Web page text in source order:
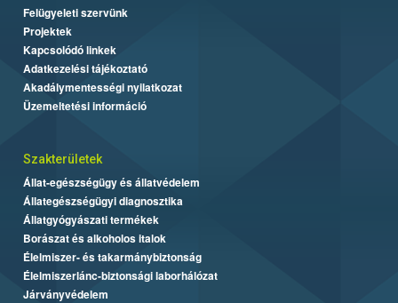
Felügyeleti szervünk
Projektek
Kapcsolódó linkek
Adatkezelési tájékoztató
Akadálymentességi nyilatkozat
Üzemeltetési információ
Szakterületek
Állat-egészségügy és állatvédelem
Állategészségügyi diagnosztika
Állatgyógyászati termékek
Borászat és alkoholos italok
Élelmiszer- és takarmánybiztonság
Élelmiszerlánc-biztonsági laborhálózat
Járványvédelem